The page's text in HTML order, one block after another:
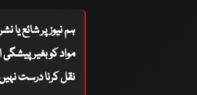
ہم نیوز پر شائع یا
مواد کو بغیر
نقل کرنا درست